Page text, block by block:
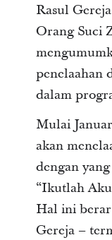
Rasul
Orang Suci
penelaahan
dalam
Mulai
akan
dengan
“Ikutlah
Hal ini
Gereja –